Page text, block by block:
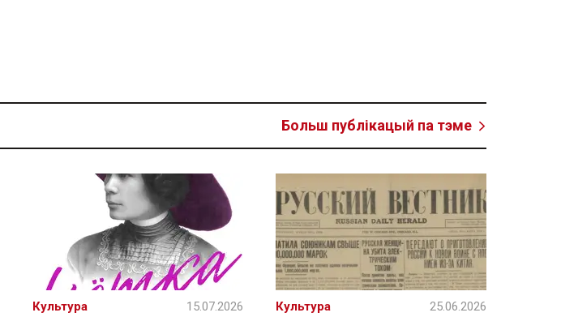
Больш публікацый па тэме
Культура 15.07.2026 Культура 25.06.2026